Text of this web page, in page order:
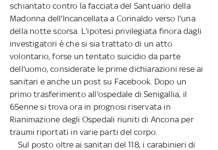
schiantato contro la facciata del Santuario della
Madonna dell'Incancellata a Corinaldo verso l'una
della notte scorsa. L'ipotesi privilegiata finora dagli
investigatori è che si sia trattato di un atto
volontario, forse un tentato suicidio da parte
dell'uomo, considerate le prime dichiarazioni rese ai
sanitari e anche un post su Facebook. Dopo un
primo trasferimento all'ospedale di Senigallia, il
65enne si trova ora in prognosi riservata in
Rianimazione degli Ospedali riuniti di Ancona per
traumi riportati in varie parti del corpo.
Sul posto oltre ai sanitari del 118, i carabinieri di